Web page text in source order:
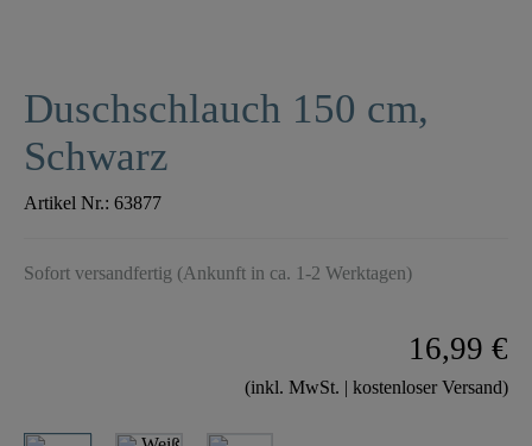
Duschschlauch 150 cm,
Schwarz
Artikel Nr.: 63877
Sofort versandfertig (Ankunft in ca. 1-2 Werktagen)
16,99 €
(inkl. MwSt. | kostenloser Versand)